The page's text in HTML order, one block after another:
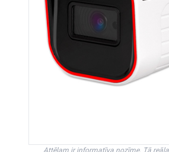
Attēlam ir informatīva nozīme. Tā